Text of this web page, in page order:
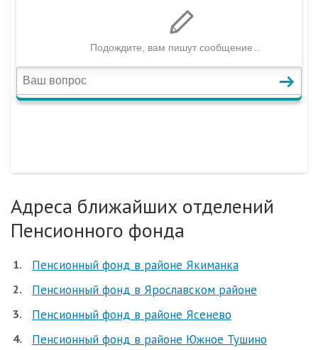
Адреса ближайших отделений
Пенсионного фонда
Пенсионный фонд в районе Якиманка
Пенсионный фонд в Ярославском районе
Пенсионный фонд в районе Ясенево
Пенсионный фонд в районе Южное Тушино